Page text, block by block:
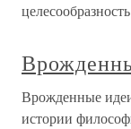
целесообразность
Врожденные
истории